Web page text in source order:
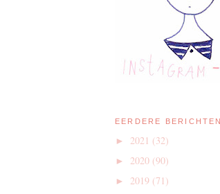
EERDERE BERICHTEN
► 2021 (32)
► 2020 (90)
► 2019 (71)